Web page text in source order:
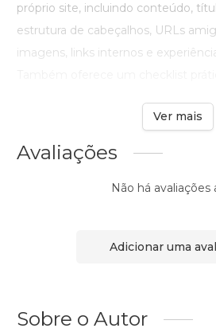
próprio site, incluindo conteúdo,
estrutura de cabeçalhos, URLs
imagens, links internos e
Ver mais
Avaliações
Não há avaliações
Adicionar uma
Sobre o Autor